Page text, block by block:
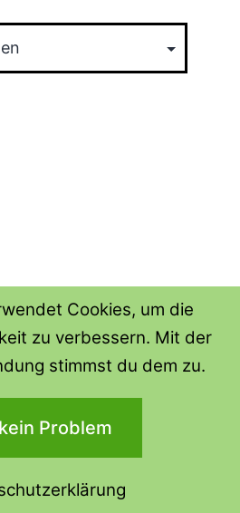
WordPress.
Cookies, um die
zu verbessern. Mit der
stimmst du dem zu.
Problem
Dark Mode: